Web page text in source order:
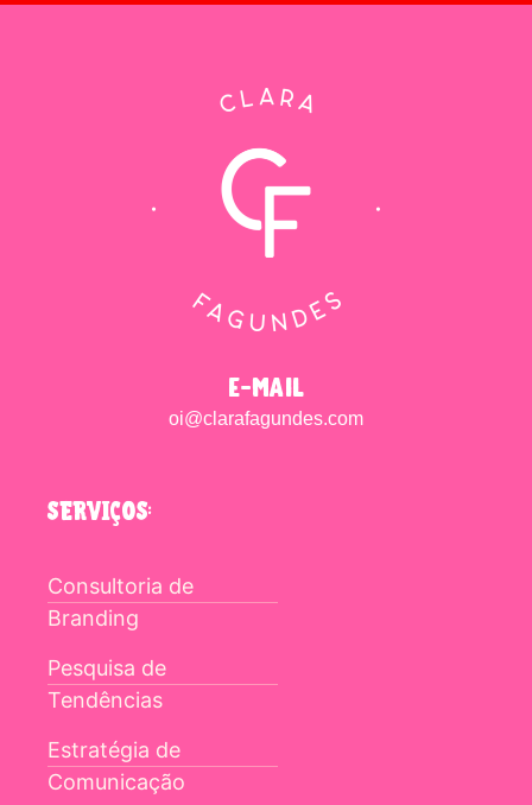
e-mail
oi@clarafagundes.com
SERVIÇOS:
Consultoria de
Branding
Pesquisa de
Tendências
Estratégia de
Comunicação